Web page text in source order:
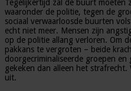
Tegelijkertijd zal de buurt moeten
waaronder de politie, tegen de
sociaal verwaarloosde buurten
echt niet meer. Mensen zijn
op de politie allang verloren. Om
pakkans te vergroten – beide
doorgecriminaliseerde groepen
gekeken dan alleen het
uit.